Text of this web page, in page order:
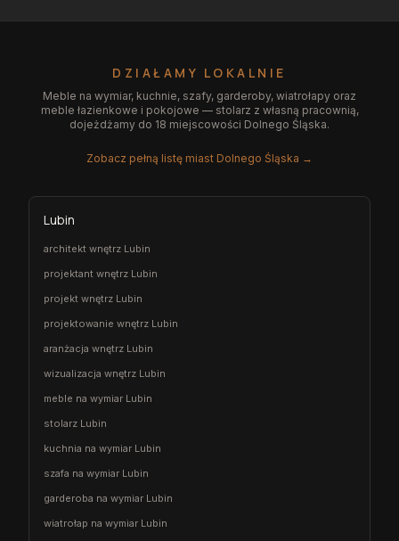
DZIAŁAMY LOKALNIE
Meble na wymiar, kuchnie, szafy, garderoby, wiatrołapy oraz
meble łazienkowe i pokojowe — stolarz z własną pracownią,
dojeżdżamy do 18 miejscowości Dolnego Śląska.
Zobacz pełną listę miast Dolnego Śląska →
Lubin
architekt wnętrz Lubin
projektant wnętrz Lubin
projekt wnętrz Lubin
projektowanie wnętrz Lubin
aranżacja wnętrz Lubin
wizualizacja wnętrz Lubin
meble na wymiar Lubin
stolarz Lubin
kuchnia na wymiar Lubin
szafa na wymiar Lubin
garderoba na wymiar Lubin
wiatrołap na wymiar Lubin